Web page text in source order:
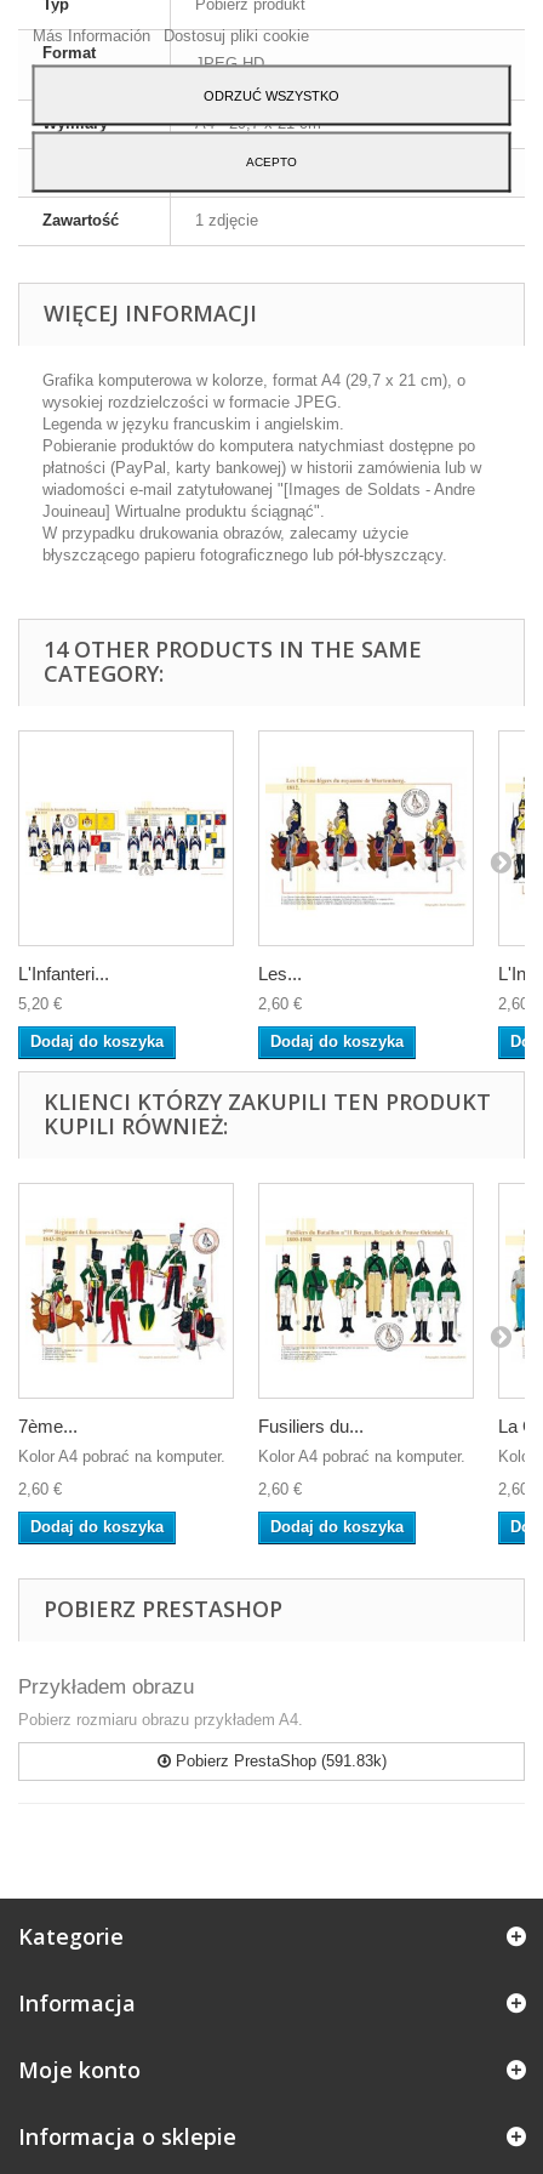
Typ Pobierz produkt
Format
JPEG HD
Wymiary A4 - 29,7 x 21 cm
Angielski i francuski
Zawartość 1 zdjęcie
WIĘCEJ INFORMACJI
Grafika komputerowa w kolorze, format A4 (29,7 x 21 cm), o
wysokiej rozdzielczości w formacie JPEG.
Legenda w języku francuskim i angielskim.
Pobieranie produktów do komputera natychmiast dostępne po
płatności (PayPal, karty bankowej) w historii zamówienia lub w
wiadomości e-mail zatytułowanej "[Images de Soldats - Andre
Jouineau] Wirtualne produktu ściągnąć".
W przypadku drukowania obrazów, zalecamy użycie
błyszczącego papieru fotograficznego lub pół-błyszczący.
14 OTHER PRODUCTS IN THE SAME
CATEGORY:
L'Infanteri...
5,20 €
Dodaj do koszyka
Les...
2,60 €
Dodaj do koszyka
2,60 €
KLIENCI KTÓRZY ZAKUPILI TEN PRODUKT
KUPILI RÓWNIEŻ:
7ème...
Kolor A4 pobrać na komputer.
2,60 €
Dodaj do koszyka
Fusiliers du...
Kolor A4 pobrać na komputer.
2,60 €
Dodaj do koszyka
La
Kolor
2,60 €
POBIERZ PRESTASHOP
Przykładem obrazu
Pobierz rozmiaru obrazu przykładem A4.
Pobierz PrestaShop (591.83k)
Kategorie
Informacja
Moje konto
Informacja o sklepie
Akceptuj.
Más Información Dostosuj pliki cookie
ODRZUĆ WSZYSTKO
ACEPTO